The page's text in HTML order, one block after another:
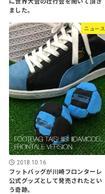
ました。
ニュース
2018.10.16
フットバッグが川崎フロンターレ
公式グッズとして発売されたとい
う奇跡。